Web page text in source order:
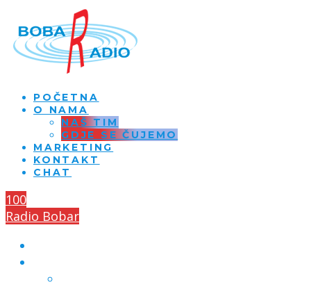
POČETNA
O NAMA
NAŠ TIM
GDJE SE ČUJEMO
MARKETING
KONTAKT
CHAT
100
Radio Bobar